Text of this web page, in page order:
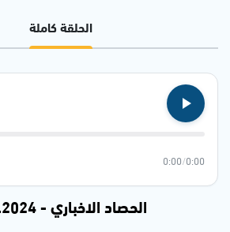
الحلقة كاملة
0:00
/
0:00
الحصاد الاخباري - 06.08.2024